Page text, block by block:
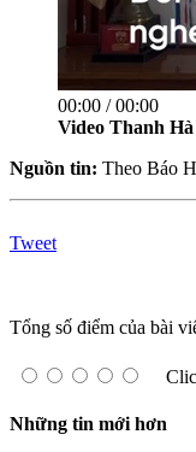
00:00 / 00:00
Video Thanh
Nguồn tin: Theo Báo
Tweet
Tổng số điểm của bài
Những tin mới hơn